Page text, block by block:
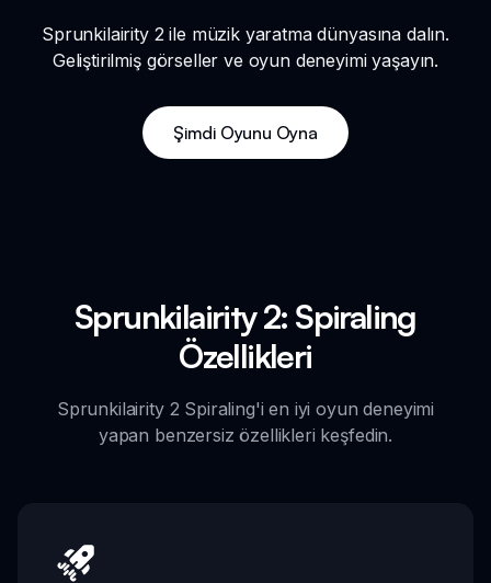
Sprunkilairity 2 ile müzik yaratma dünyasına dalın.
Geliştirilmiş görseller ve oyun deneyimi yaşayın.
Şimdi Oyunu Oyna
Sprunkilairity 2: Spiraling
Özellikleri
Sprunkilairity 2 Spiraling'i en iyi oyun deneyimi
yapan benzersiz özellikleri keşfedin.